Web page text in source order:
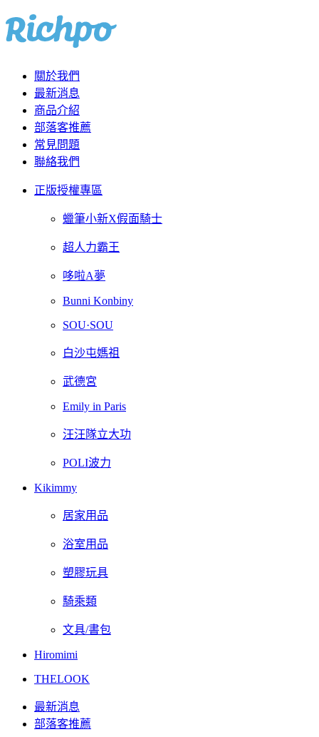
關於我們
最新消息
商品介紹
部落客推薦
常見問題
聯絡我們
正版授權專區
蠟筆小新X假面騎士
超人力霸王
哆啦A夢
Bunni Konbiny
SOU·SOU
白沙屯媽祖
武德宮
Emily in Paris
汪汪隊立大功
POLI波力
Kikimmy
居家用品
浴室用品
塑膠玩具
騎乘類
文具/書包
Hiromimi
THELOOK
最新消息
部落客推薦